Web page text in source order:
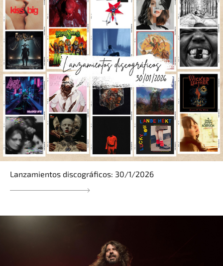
Lanzamientos discográficos: 30/1/2026